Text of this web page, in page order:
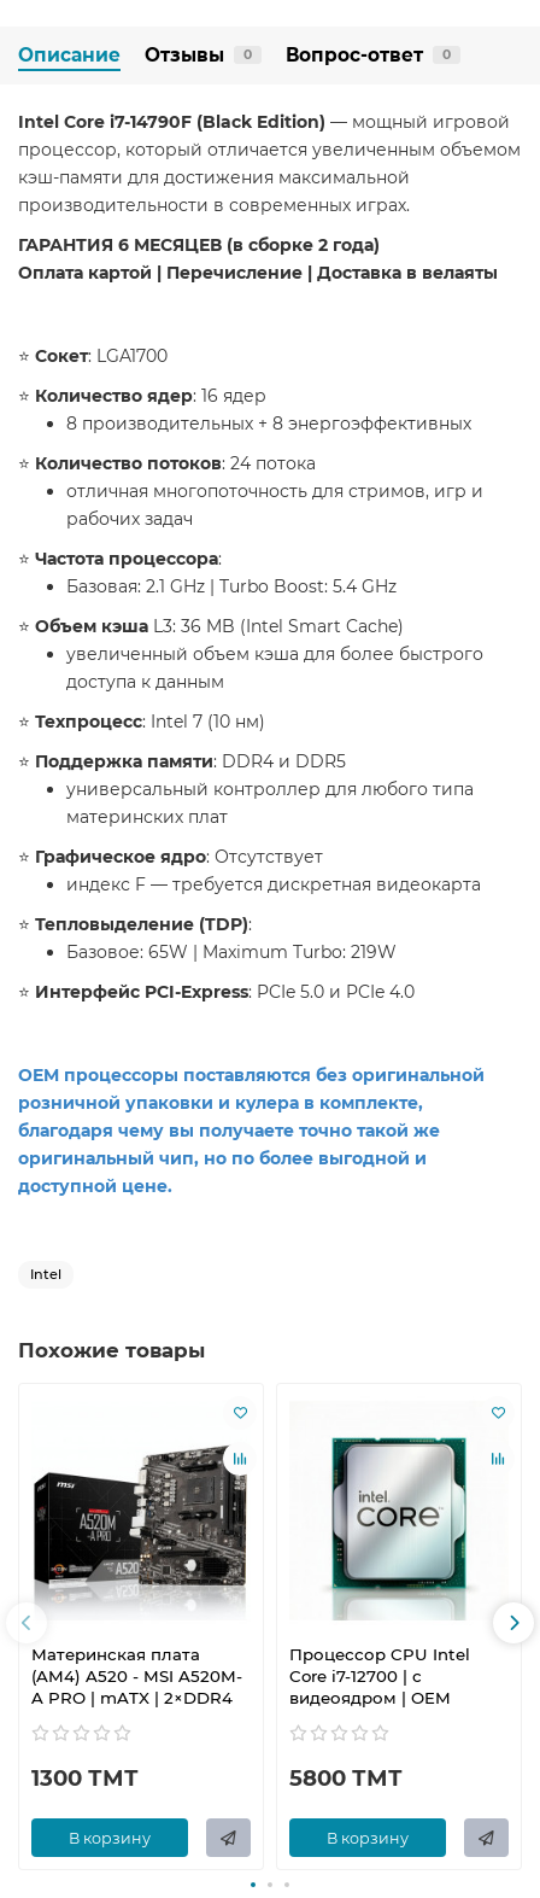
Описание Отзывы 0 Вопрос-ответ 0
Intel Core i7-14790F (Black Edition) — мощный игровой
процессор, который отличается увеличенным объемом
кэш-памяти для достижения максимальной
производительности в современных играх.
​ГАРАНТИЯ 6 МЕСЯЦЕВ (в сборке 2 года)
Оплата картой | Перечисление | Доставка в велаяты
​⭐️ Сокет: LGA1700
​⭐️ Количество ядер: 16 ядер
8 производительных + 8 энергоэффективных
​⭐️ Количество потоков: 24 потока
отличная многопоточность для стримов, игр и
рабочих задач
​⭐️ Частота процессора:
Базовая: 2.1 GHz | Turbo Boost: 5.4 GHz
​⭐️ Объем кэша L3: 36 MB (Intel Smart Cache)
увеличенный объем кэша для более быстрого
доступа к данным
​⭐️ Техпроцесс: Intel 7 (10 нм)
​⭐️ Поддержка памяти: DDR4 и DDR5
универсальный контроллер для любого типа
материнских плат
​⭐️ Графическое ядро: Отсутствует
индекс F — требуется дискретная видеокарта
​⭐️ Тепловыделение (TDP):
Базовое: 65W | Maximum Turbo: 219W
​⭐️ Интерфейс PCI-Express: PCIe 5.0 и PCIe 4.0
​OEM процессоры поставляются без оригинальной
розничной упаковки и кулера в комплекте,
благодаря чему вы получаете точно такой же
оригинальный чип, но по более выгодной и
доступной цене.
Intel
Похожие товары
Материнская плата
(AM4) A520 - MSI A520M-
A PRO | mATX | 2×DDR4
1300 ТМТ
В корзину
Процессор CPU Intel
Core i7-12700 | с
видеоядром | OEM
5800 ТМТ
В корзину